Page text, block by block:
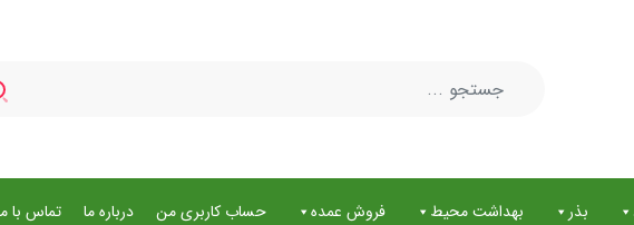
بذر بهداشت محیط فروش عمده حساب کاربری من درباره ما تماس با